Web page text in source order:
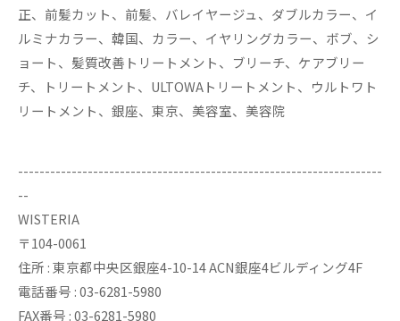
正、前髪カット、前髪、バレイヤージュ、ダブルカラー、イ
ルミナカラー、韓国、カラー、イヤリングカラー、ボブ、シ
ョート、髪質改善トリートメント、ブリーチ、ケアブリー
チ、トリートメント、ULTOWAトリートメント、ウルトワト
リートメント、銀座、東京、美容室、美容院
--------------------------------------------------------------------
--
WISTERIA
〒104-0061
住所 : 東京都中央区銀座4-10-14 ACN銀座4ビルディング4F
電話番号 : 03-6281-5980
FAX番号 : 03-6281-5980